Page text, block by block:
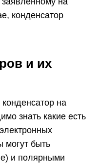
конденсатор
и их
на
знать какие есть
могут быть
и полярными